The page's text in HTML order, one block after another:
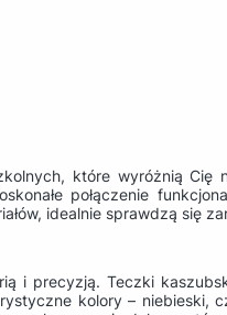
które wyróżnią
połączenie
idealnie sprawdzą się
i precyzją. Teczki
kolory – niebieski,